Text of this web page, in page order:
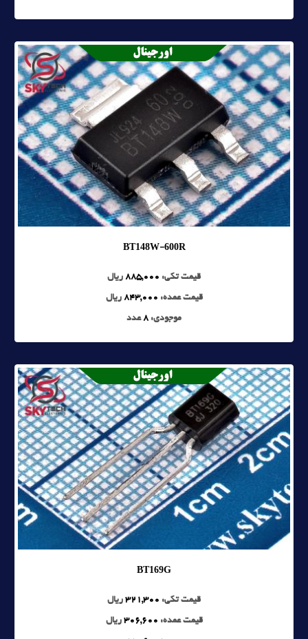
BT148W-600R
قیمت تکی: 885,000 ریال
قیمت عمده: 843,000 ریال
موجودی: 8عدد
BT169G
قیمت تکی: 321,300 ریال
قیمت عمده: 306,600 ریال